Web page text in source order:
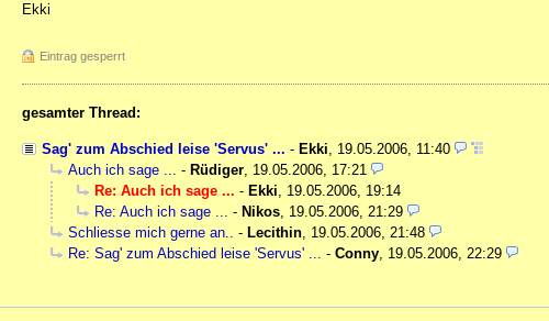
Ekki
Eintrag gesperrt
gesamter Thread:
Sag' zum Abschied leise 'Servus' ... - Ekki
19.05.2006, 11:40
Auch ich sage ...
- Rüdiger 19.05.2006, 17:21
Re: Auch ich sage ... - Ekki
19.05.2006, 19:14
Re: Auch ich sage ...
- Nikos 19.05.2006, 21:29
Schliesse mich gerne an..
- Lecithin 19.05.2006, 21:48
Re: Sag' zum Abschied leise 'Servus' ...
- Conny 19.05.2006, 22:29